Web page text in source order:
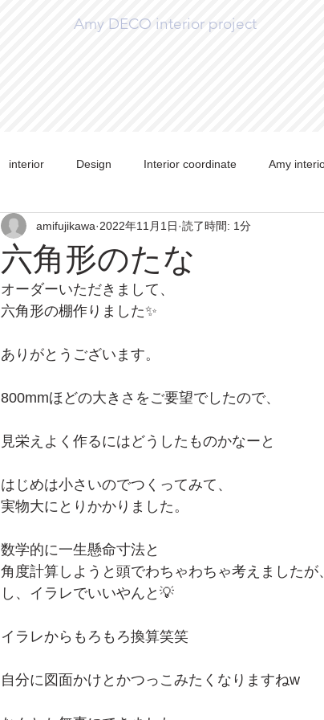
Amy DECO interior project
interior Design Interior coordinate Amy
Handmade DIY Craft
六角形のたな
amifujikawa 2022年11月1日 読了時間: 1分
オーダーいただきまして、
六角形の棚作りました✨
ありがとうございます。
800mmほどの大きさをご要望でしたので、
見栄えよく作るにはどうしたものかなーと
はじめは小さいのでつくってみて、
実物大にとりかかりました。
数学的に一生懸命寸法と
角度計算しようと頭でわちゃわちゃ考えました
し、イラレでいいやんと💡
イラレからもろもろ換算笑笑
自分に図面かけとかつっこみたくなりますねw